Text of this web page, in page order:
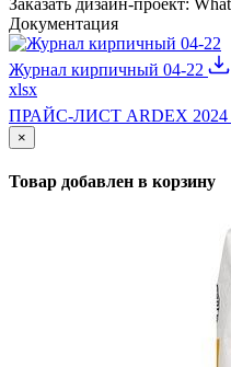
Документация
Журнал кирпичный 04-22
xlsx
ПРАЙС-ЛИСТ ARDEX 2024
×
Товар добавлен в корзину